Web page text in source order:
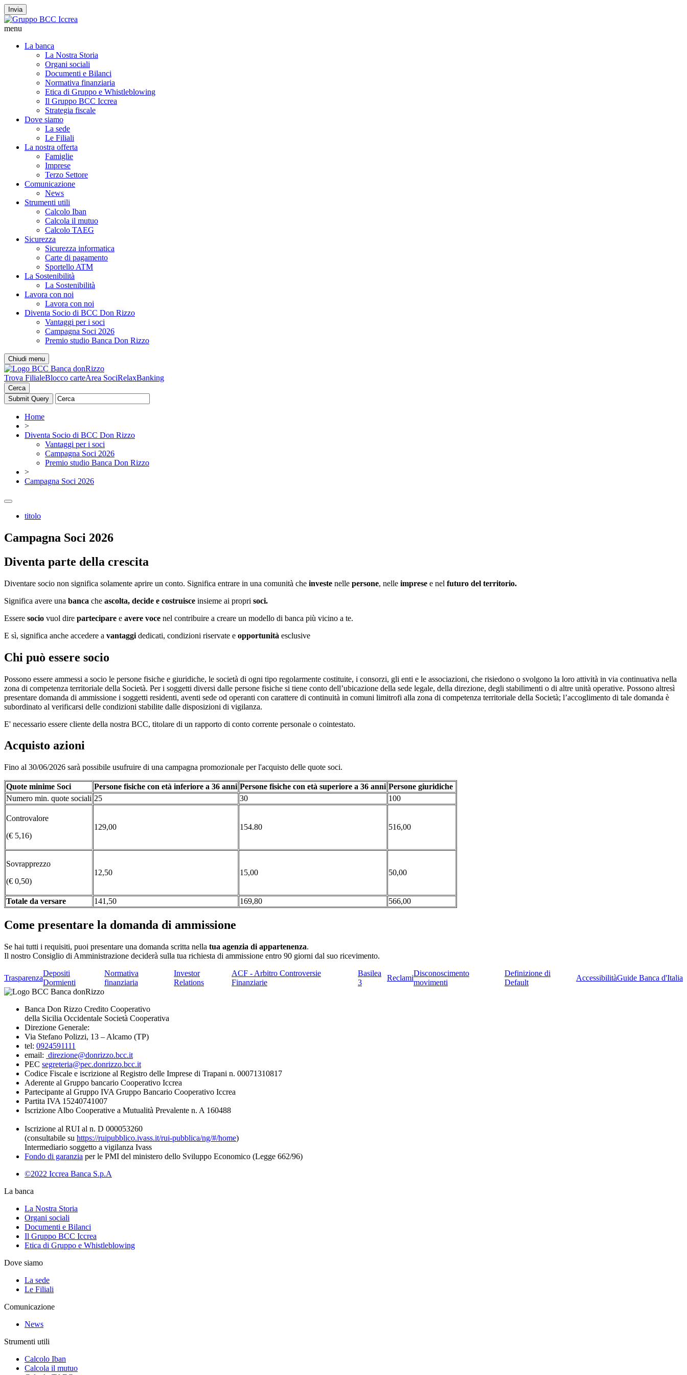
Invia
menu
La banca
La Nostra Storia
Organi sociali
Documenti e Bilanci
Normativa finanziaria
Etica di Gruppo e Whistleblowing
Il Gruppo BCC Iccrea
Strategia fiscale
Dove siamo
La sede
Le Filiali
La nostra offerta
Famiglie
Imprese
Terzo Settore
Comunicazione
News
Strumenti utili
Calcolo Iban
Calcola il mutuo
Calcolo TAEG
Sicurezza
Sicurezza informatica
Carte di pagamento
Sportello ATM
La Sostenibilità
La Sostenibilità
Lavora con noi
Lavora con noi
Diventa Socio di BCC Don Rizzo
Vantaggi per i soci
Campagna Soci 2026
Premio studio Banca Don Rizzo
Chiudi menu
Trova FilialeBlocco carteArea SociRelaxBanking
Cerca
Home
>
Diventa Socio di BCC Don Rizzo
Vantaggi per i soci
Campagna Soci 2026
Premio studio Banca Don Rizzo
>
Campagna Soci 2026
titolo
Campagna Soci 2026
Diventa parte della crescita
Diventare socio non significa solamente aprire un conto. Significa entrare in una comunità che investe nelle persone, nelle imprese e nel futuro del territorio.
Significa avere una banca che ascolta, decide e costruisce insieme ai propri soci.
Essere socio vuol dire partecipare e avere voce nel contribuire a creare un modello di banca più vicino a te.
E sì, significa anche accedere a vantaggi dedicati, condizioni riservate e opportunità esclusive
Chi può essere socio
Possono essere ammessi a socio le persone fisiche e giuridiche, le società di ogni tipo regolarmente costituite, i consorzi, gli enti e le associazioni, che risiedono o svolgono la loro attività in via continuativa nella
zona di competenza territoriale della Società. Per i soggetti diversi dalle persone fisiche si tiene conto dell’ubicazione della sede legale, della direzione, degli stabilimenti o di altre unità operative. Possono altresì
presentare domanda di ammissione i soggetti residenti, aventi sede od operanti con carattere di continuità in comuni limitrofi alla zona di competenza territoriale della Società; l’accoglimento di tale domanda è
subordinato al verificarsi delle condizioni stabilite dalle disposizioni di vigilanza.
E' necessario essere cliente della nostra BCC, titolare di un rapporto di conto corrente personale o cointestato.
Acquisto azioni
Fino al 30/06/2026 sarà possibile usufruire di una campagna promozionale per l'acquisto delle quote soci.
Quote minime Soci Persone fisiche con età inferiore a 36 anni Persone fisiche con età superiore a 36 anni Persone giuridiche
Numero min. quote sociali 25 30 100
Controvalore
(€ 5,16)
129,00 154.80 516,00
Sovrapprezzo
(€ 0,50)
12,50 15,00 50,00
Totale da versare 141,50 169,80 566,00
Come presentare la domanda di ammissione
Se hai tutti i requisiti, puoi presentare una domanda scritta nella tua agenzia di appartenenza.
Il nostro Consiglio di Amministrazione deciderà sulla tua richiesta di ammissione entro 90 giorni dal suo ricevimento.
Trasparenza
Depositi
Dormienti
Normativa
finanziaria
Investor
Relations
ACF - Arbitro Controversie
Finanziarie
Basilea
3
Reclami
Disconoscimento
movimenti
Definizione di
Default
AccessibilitàGuide Banca d'Italia
Banca Don Rizzo Credito Cooperativo
della Sicilia Occidentale Società Cooperativa
Direzione Generale:
Via Stefano Polizzi, 13 – Alcamo (TP)
tel: 0924591111
email: direzione@donrizzo.bcc.it
PEC segreteria@pec.donrizzo.bcc.it
Codice Fiscale e iscrizione al Registro delle Imprese di Trapani n. 00071310817
Aderente al Gruppo bancario Cooperativo Iccrea
Partecipante al Gruppo IVA Gruppo Bancario Cooperativo Iccrea
Partita IVA 15240741007
Iscrizione Albo Cooperative a Mutualità Prevalente n. A 160488
Iscrizione al RUI al n. D 000053260
(consultabile su https://ruipubblico.ivass.it/rui-pubblica/ng/#/home)
Intermediario soggetto a vigilanza Ivass
Fondo di garanzia per le PMI del ministero dello Sviluppo Economico (Legge 662/96)
©2022 Iccrea Banca S.p.A
La banca
La Nostra Storia
Organi sociali
Documenti e Bilanci
Il Gruppo BCC Iccrea
Etica di Gruppo e Whistleblowing
Dove siamo
La sede
Le Filiali
Comunicazione
News
Strumenti utili
Calcolo Iban
Calcola il mutuo